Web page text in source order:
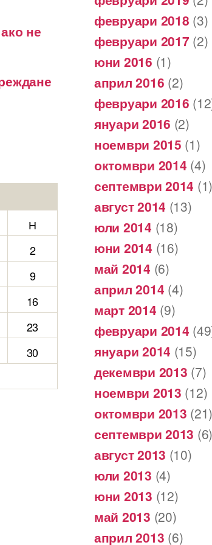
не
Н
2
9
16
23
30
февруари 2018 (3)
февруари 2017 (2)
юни 2016 (1)
април 2016 (2)
февруари 2016
януари 2016 (2)
ноември 2015 (1)
октомври 2014 (4)
септември 2014
август 2014 (13)
юли 2014 (18)
юни 2014 (16)
май 2014 (6)
април 2014 (4)
март 2014 (9)
февруари 2014
януари 2014 (15)
декември 2013 (7)
ноември 2013 (12)
октомври 2013
септември 2013
август 2013 (10)
юли 2013 (4)
юни 2013 (12)
май 2013 (20)
април 2013 (6)